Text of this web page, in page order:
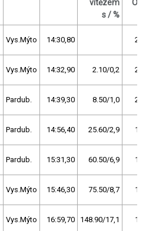
vítězem
s / %
OČ
Vys.Mýto 14:30,80 28
Vys.Mýto 14:32,90 2.10/0,2 24
Pardub. 14:39,30 8.50/1,0 20
Pardub. 14:56,40 25.60/2,9 16
Pardub. 15:31,30 60.50/6,9 12
Vys.Mýto 15:46,30 75.50/8,7 11
Vys.Mýto 16:59,70 148.90/17,1 10